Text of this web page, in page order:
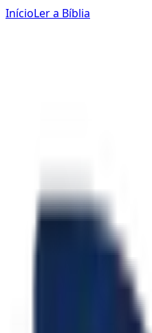
InícioLer a Bíblia